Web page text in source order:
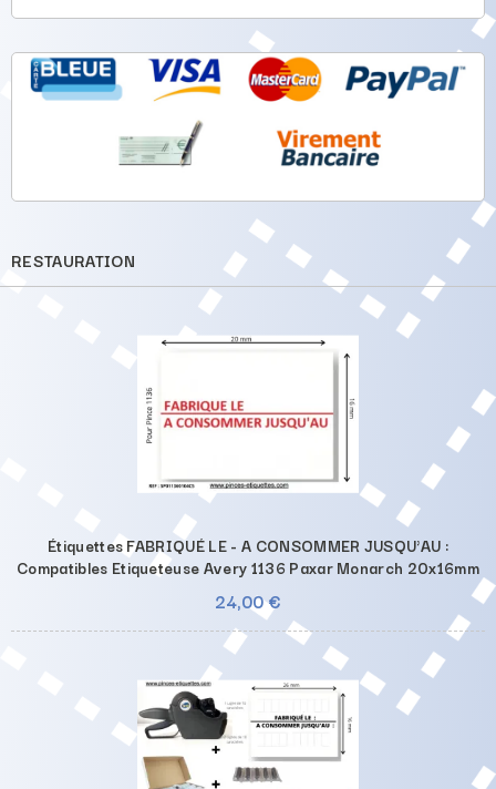
RESTAURATION
Étiquettes FABRIQUÉ LE - A CONSOMMER JUSQU'AU :
Compatibles Etiqueteuse Avery 1136 Paxar Monarch 20x16mm
24,00 €